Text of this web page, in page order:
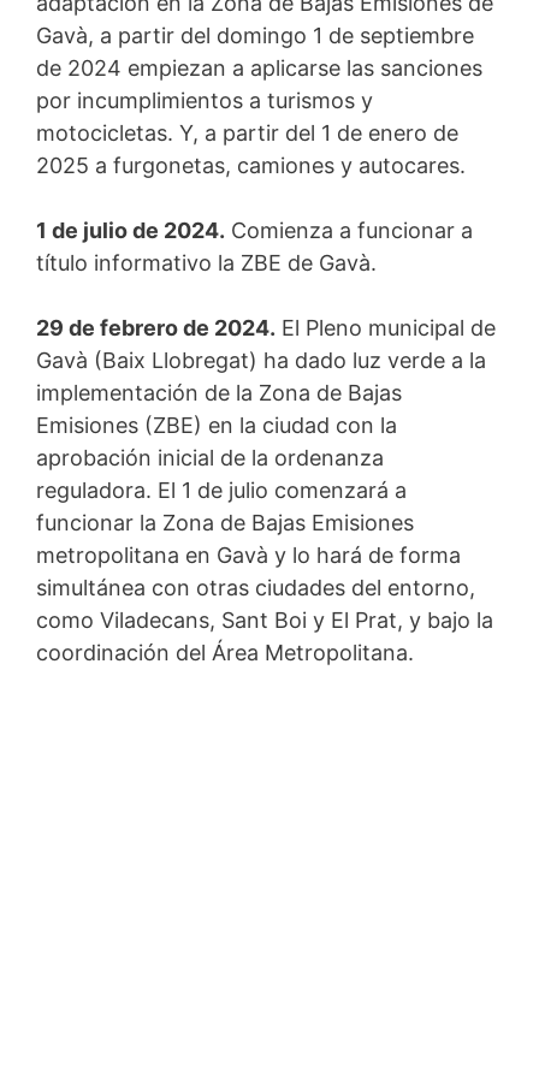
Gavà, a partir del domingo 1 de septiembre
de 2024 empiezan a aplicarse las sanciones
por incumplimientos a turismos y
motocicletas. Y, a partir del 1 de enero de
2025 a furgonetas, camiones y autocares.
1 de julio de 2024. Comienza a funcionar a
título informativo la ZBE de Gavà.
29 de febrero de 2024. El Pleno municipal de
Gavà (Baix Llobregat) ha dado luz verde a la
implementación de la Zona de Bajas
Emisiones (ZBE) en la ciudad con la
aprobación inicial de la ordenanza
reguladora. El 1 de julio comenzará a
funcionar la Zona de Bajas Emisiones
metropolitana en Gavà y lo hará de forma
simultánea con otras ciudades del entorno,
como Viladecans, Sant Boi y El Prat, y bajo la
coordinación del Área Metropolitana.